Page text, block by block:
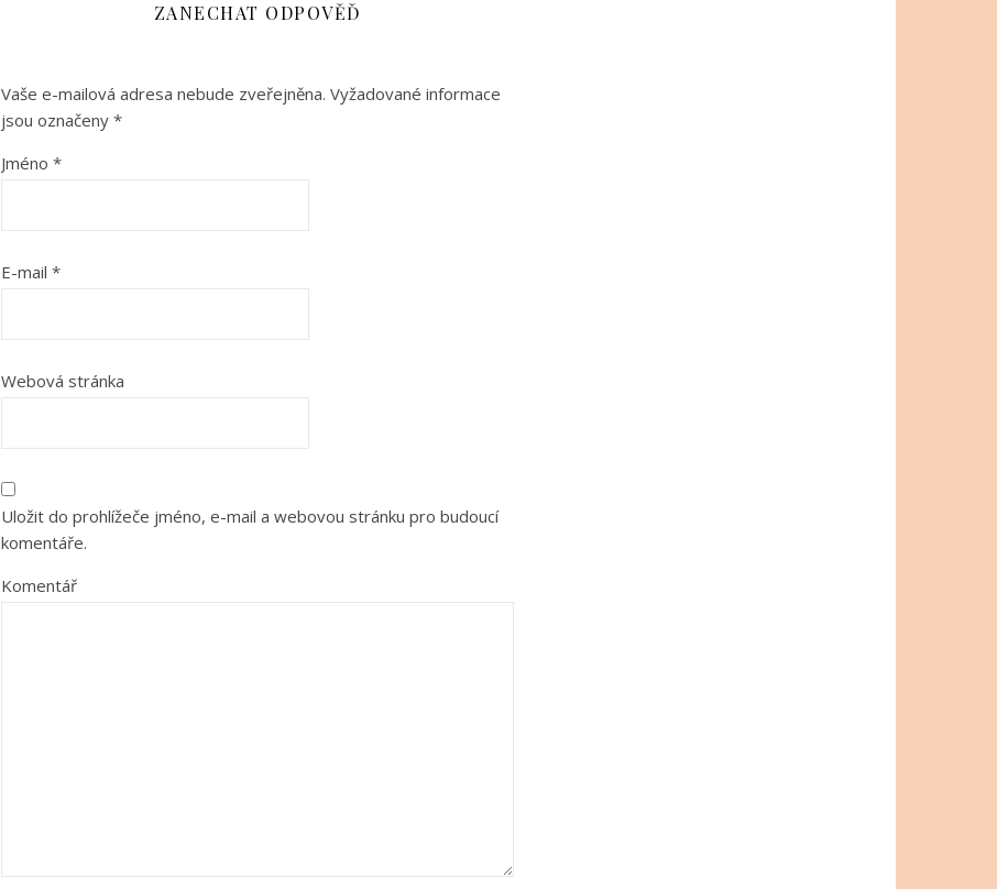
ZANECHAT ODPOVĚĎ
Vaše e-mailová adresa nebude zveřejněna. Vyžadované informace
jsou označeny *
Jméno *
E-mail *
Webová stránka
Uložit do prohlížeče jméno, e-mail a webovou stránku pro budoucí
komentáře.
Komentář